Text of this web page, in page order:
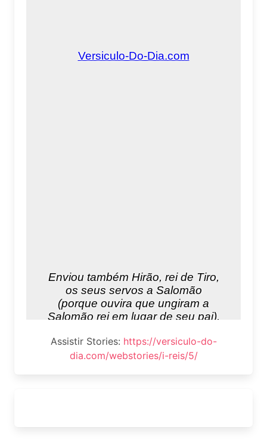
Assistir Stories: https://versiculo-do-
dia.com/webstories/i-reis/5/